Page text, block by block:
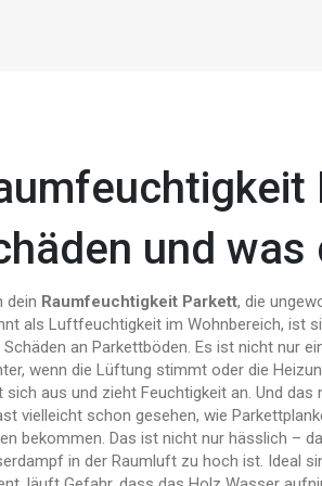
und
dein Raumfeuchtigkeit Parkett, die
als Luftfeuchtigkeit im Wohnbereich, ist
an Parkettböden. Es ist nicht nur
wenn die Lüftung stimmt oder die
sich aus und zieht Feuchtigkeit an. Und das
vielleicht schon gesehen, wie
bekommen. Das ist nicht nur hässlich –
in der Raumluft zu hoch ist. Ideal